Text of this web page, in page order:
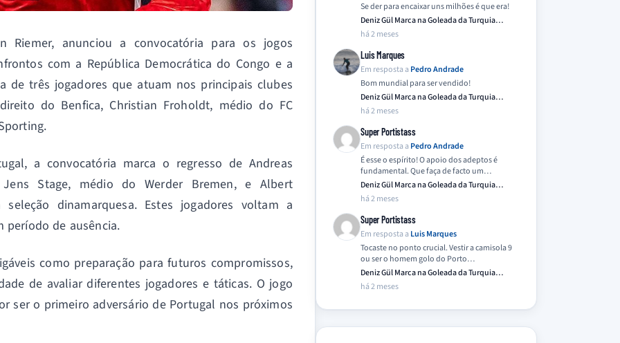
Riemer, anunciou a convocatória para os jogos
com a República Democrática do Congo e a
de três jogadores que atuam nos principais clubes
do Benfica, Christian Froholdt, médio do FC
a convocatória marca o regresso de Andreas
Jens Stage, médio do Werder Bremen, e Albert
dinamarquesa. Estes jogadores voltam a
período de ausência.
como preparação para futuros compromissos,
de avaliar diferentes jogadores e táticas. O jogo
ser o primeiro adversário de Portugal nos próximos
Se der para encaixar uns milhões é que era!
Deniz Gül Marca na Goleada da Turquia
Frente…
há 2 meses
Luis Marques
Em resposta a Pedro Andrade
Bom mundial para ser vendido!
Deniz Gül Marca na Goleada da Turquia
Frente…
há 2 meses
Super Portistass
Em resposta a Pedro Andrade
É esse o espírito! O apoio dos adeptos é
fundamental. Que faça de facto um…
Deniz Gül Marca na Goleada da Turquia
Frente…
há 2 meses
Super Portistass
Em resposta a Luis Marques
Tocaste no ponto crucial. Vestir a camisola 9
ou ser o homem golo do Porto…
Deniz Gül Marca na Goleada da Turquia
Frente…
há 2 meses